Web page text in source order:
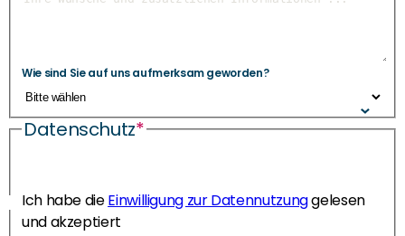
Wie sind Sie auf uns aufmerksam geworden?
Datenschutz*
Ich habe dieEinwilligung zur Datennutzunggelesen
und akzeptiert